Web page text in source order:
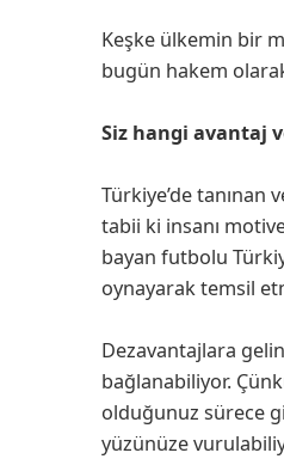
Keşke ülkemin bir
bugün hakem
Siz hangi avantaj
Türkiye’de
tabii ki insanı
bayan futbolu
oynayarak temsil
Dezavantajlara
bağlanabiliyor.
olduğunuz sürece
yüzünüze